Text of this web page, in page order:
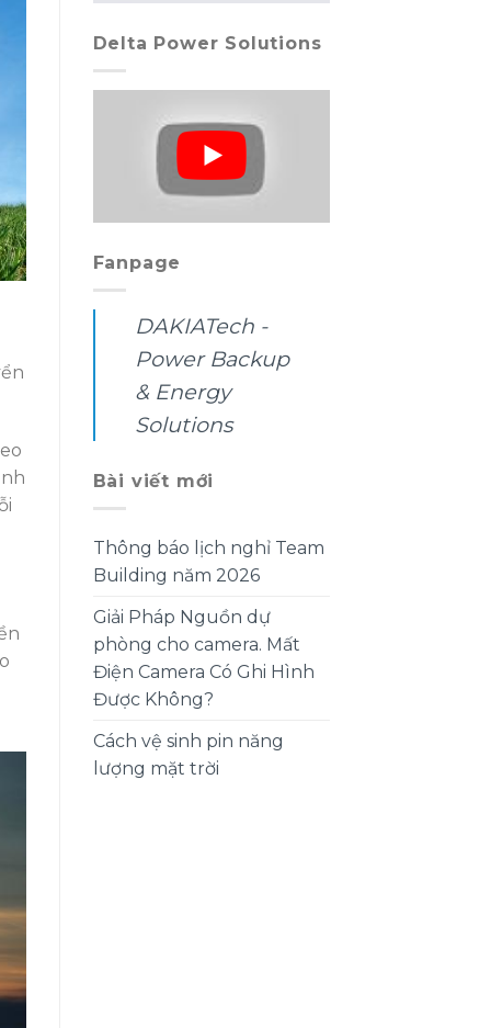
Delta Power Solutions
Fanpage
DAKIATech -
Power Backup
& Energy
Solutions
Bài viết mới
Thông báo lịch nghỉ Team
Building năm 2026
Giải Pháp Nguồn dự
phòng cho camera. Mất
Điện Camera Có Ghi Hình
Được Không?
Cách vệ sinh pin năng
lượng mặt trời